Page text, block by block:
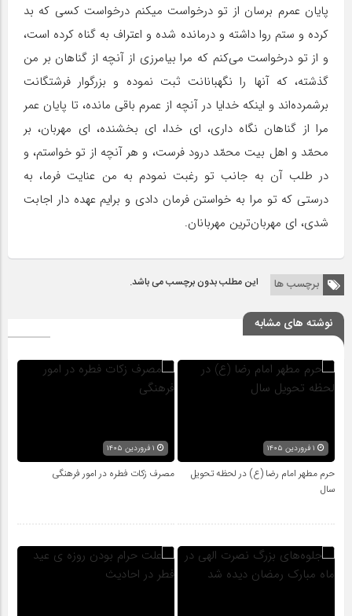
پایان عمرم برسان از تو درخواست میکنم درخواست کسی که بد
کرده و ستم روا داشته و درمانده شده و اعتراف به گناه کرده است،
و از تو درخواست مى‌کنم که مرا بیامرزی از آنچه از گناهان بر من
گذشته، که آنها را نگهبانانت ثبت نموده و بزرگوار فرشتگانت
برشمرده‌اند و اینکه خدایا در آنچه از عمرم باقى مانده، تا پایان عمر
مرا از گناهان نگاه دارى، اى خدا، اى بخشنده، اى مهربان، بر
محمّد و اهل بیت محمّد درود فرست، و هر آنچه از تو خواستم، و
در طلب آن به جانب تو رغبت نمودم به من عنایت فرما، به
درستى که تو مرا به خواستن فرمان دادی و برایم عهده دار اجابت
شدى، اى مهربان‌ترین مهربانان.
برچسب ها این مطلب بدون برچسب می باشد.
نوشته های مشابه
حرم مطهر امام رضا (ع) در لحظه تحویل
سال
مصرف زکات فطره در امور فرهنگی